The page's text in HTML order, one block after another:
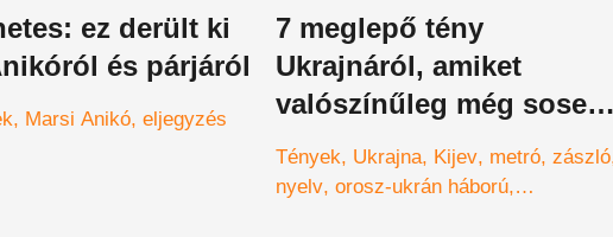
ez derült ki
és párjáról
Marsi Anikó eljegyzés
7 meglepő tény
Ukrajnáról, amiket
valószínűleg még sosem
hallottál
Tények Ukrajna Kijev metró zászló
nyelv orosz-ukrán háború